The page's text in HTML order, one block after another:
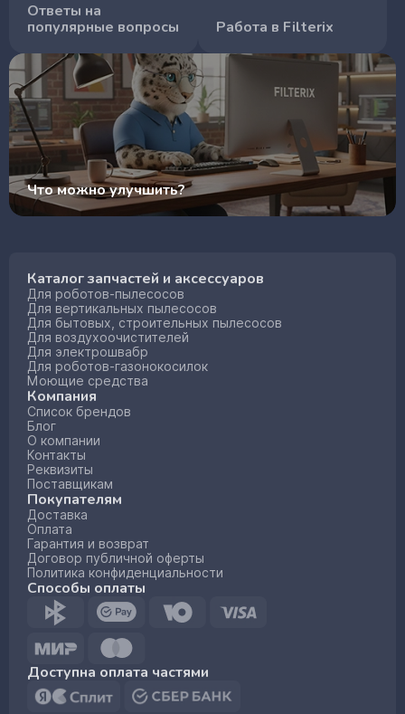
Ответы на
популярные вопросы
Работа в Filterix
Что можно улучшить?
Каталог запчастей и аксессуаров
Для роботов-пылесосов
Для вертикальных пылесосов
Для бытовых, строительных пылесосов
Для воздухоочистителей
Для электрошвабр
Для роботов-газонокосилок
Моющие средства
Компания
Список брендов
Блог
О компании
Контакты
Реквизиты
Поставщикам
Покупателям
Доставка
Оплата
Гарантия и возврат
Договор публичной оферты
Политика конфиденциальности
Способы оплаты
Доступна оплата частями